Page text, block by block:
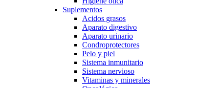
Suplementos
Acidos grasos
Aparato digestivo
Aparato urinario
Condroprotectores
Pelo y piel
Sistema inmunitario
Sistema nervioso
Vitaminas y minerales